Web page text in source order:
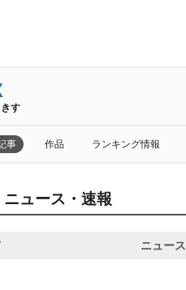
す
事 作品 ランキング情報
ュース・速報
ニュース